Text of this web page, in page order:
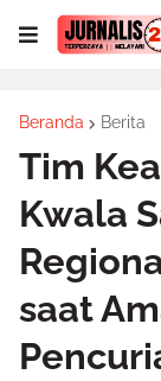
Beranda Berita
Tim
Kwala
saat